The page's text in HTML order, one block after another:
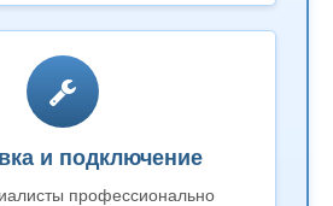
и подключение
профессионально